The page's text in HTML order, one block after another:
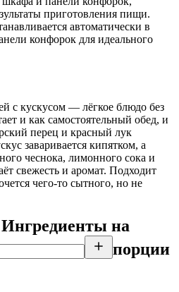
приготовления пищи.
автоматически в
конфорок для идеального
с кускусом — лёгкое блюдо без
и как самостоятельный обед, и
перец и красный лук
заваривается кипятком, а
чеснока, лимонного сока и
свежесть и аромат. Подходит
чего-то сытного, но не
Ингредиенты на
порции